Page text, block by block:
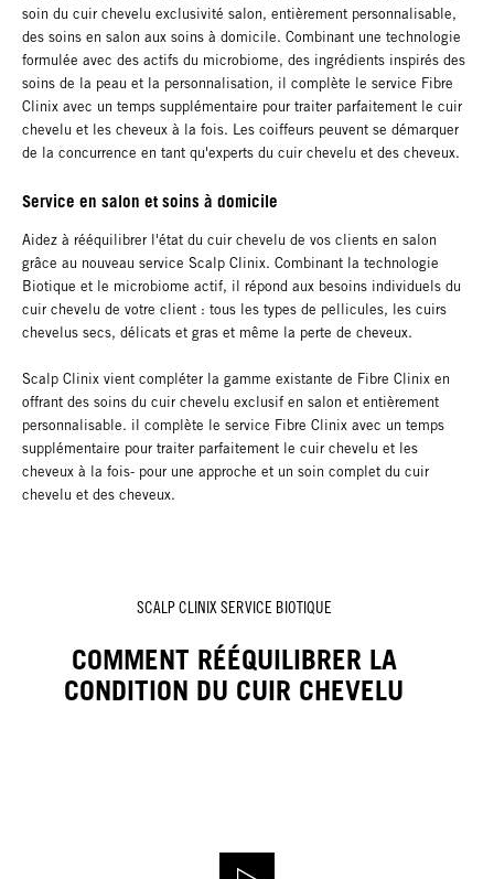
soin du cuir chevelu exclusivité salon, entièrement personnalisable,
des soins en salon aux soins à domicile. Combinant une technologie
formulée avec des actifs du microbiome, des ingrédients inspirés des
soins de la peau et la personnalisation, il complète le service Fibre
Clinix avec un temps supplémentaire pour traiter parfaitement le cuir
chevelu et les cheveux à la fois. Les coiffeurs peuvent se démarquer
de la concurrence en tant qu'experts du cuir chevelu et des cheveux.
Service en salon et soins à domicile
Aidez à rééquilibrer l'état du cuir chevelu de vos clients en salon
grâce au nouveau service Scalp Clinix. Combinant la technologie
Biotique et le microbiome actif, il répond aux besoins individuels du
cuir chevelu de votre client : tous les types de pellicules, les cuirs
chevelus secs, délicats et gras et même la perte de cheveux.
Scalp Clinix vient compléter la gamme existante de Fibre Clinix en
offrant des soins du cuir chevelu exclusif en salon et entièrement
personnalisable. il complète le service Fibre Clinix avec un temps
supplémentaire pour traiter parfaitement le cuir chevelu et les
cheveux à la fois- pour une approche et un soin complet du cuir
chevelu et des cheveux.
SCALP CLINIX SERVICE BIOTIQUE
COMMENT RÉÉQUILIBRER LA
CONDITION DU CUIR CHEVELU